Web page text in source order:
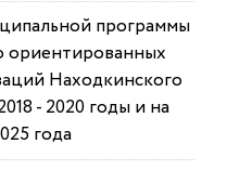
программы
ориентированных
Находкинского
- 2020 годы и на
года